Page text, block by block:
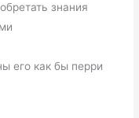
знания
его как бы перри